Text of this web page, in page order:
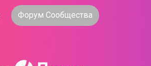
Форум Сообщества